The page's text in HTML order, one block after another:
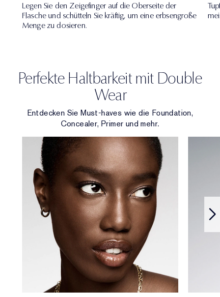
Legen Sie den Zeigefinger auf die Oberseite der
Flasche und schütteln Sie kräftig, um eine erbsengroße
Menge zu dosieren.
Perfekte Haltbarkeit mit Double
Wear
Entdecken Sie Must-haves wie die Foundation,
Concealer, Primer und mehr.